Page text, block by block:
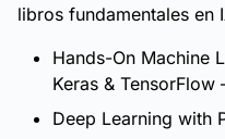
libros fundamentales en
Hands-On Machine
Keras & TensorFlow
Deep Learning with